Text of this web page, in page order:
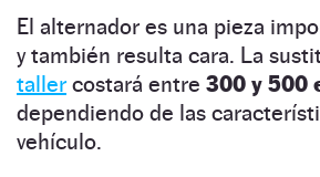
El alternador es una pieza
y también resulta cara. La
taller costará entre 300 y 500
dependiendo de las
vehículo.